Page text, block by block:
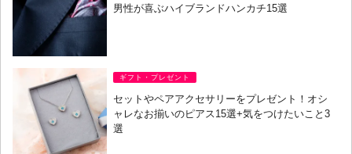
男性が喜ぶハイブランドハンカチ15選
ギフト・プレゼント
セットやペアアクセサリーをプレゼント！オシ
ャレなお揃いのピアス15選+気をつけたいこと3
選